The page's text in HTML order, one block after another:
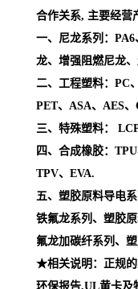
合作关系, 主要经营
一、尼龙系列：
龙、增强阻燃尼龙
二、工程塑料：PC
PET、ASA、AES
三、特殊塑料：
四、合成橡胶：
TPV、EVA.
五、塑胶原料导电
铁氟龙系列、塑胶
氟龙加碳纤系列、
★相关说明：正规的
环保报告,UL黄卡及